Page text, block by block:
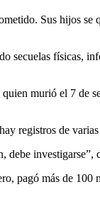
Sus hijos se
secuelas físicas,
murió el 7 de
registros de varias
debe
pagó más de